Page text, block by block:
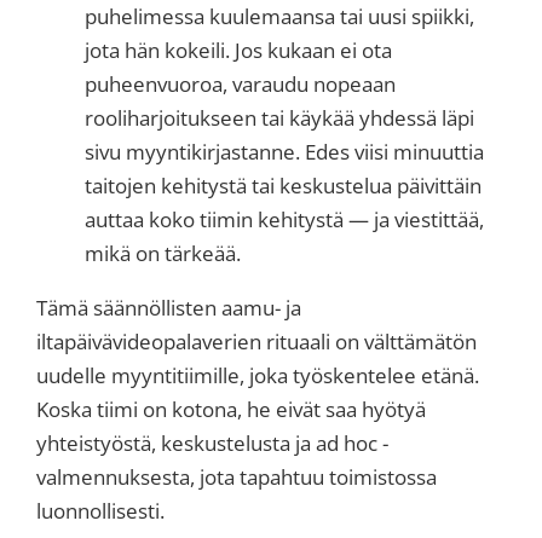
puhelimessa kuulemaansa tai uusi spiikki,
jota hän kokeili. Jos kukaan ei ota
puheenvuoroa, varaudu nopeaan
rooliharjoitukseen tai käykää yhdessä läpi
sivu myyntikirjastanne. Edes viisi minuuttia
taitojen kehitystä tai keskustelua päivittäin
auttaa koko tiimin kehitystä — ja viestittää,
mikä on tärkeää.
Tämä säännöllisten aamu- ja
iltapäivävideopalaverien rituaali on välttämätön
uudelle myyntitiimille, joka työskentelee etänä.
Koska tiimi on kotona, he eivät saa hyötyä
yhteistyöstä, keskustelusta ja ad hoc -
valmennuksesta, jota tapahtuu toimistossa
luonnollisesti.